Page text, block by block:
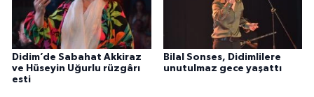
Didim’de Sabahat Akkiraz
ve Hüseyin Uğurlu rüzgârı
esti
Bilal Sonses, Didimlilere
unutulmaz gece yaşattı